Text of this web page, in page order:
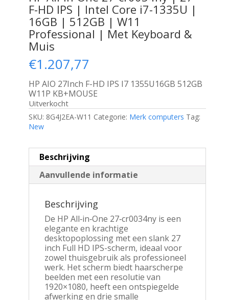
F-HD IPS | Intel Core i7-1335U |
16GB | 512GB | W11
Professional | Met Keyboard &
Muis
€1.207,77
HP AIO 27Inch F-HD IPS I7 1355U16GB 512GB
W11P KB+MOUSE
Uitverkocht
SKU: 8G4J2EA-W11 Categorie: Merk computers Tag:
New
Beschrijving
Aanvullende informatie
Beschrijving
De HP All‑in‑One 27‑cr0034ny is een
elegante en krachtige
desktopoplossing met een slank 27
inch Full HD IPS-scherm, ideaal voor
zowel thuisgebruik als professioneel
werk. Het scherm biedt haarscherpe
beelden met een resolutie van
1920×1080, heeft een ontspiegelde
afwerking en drie smalle